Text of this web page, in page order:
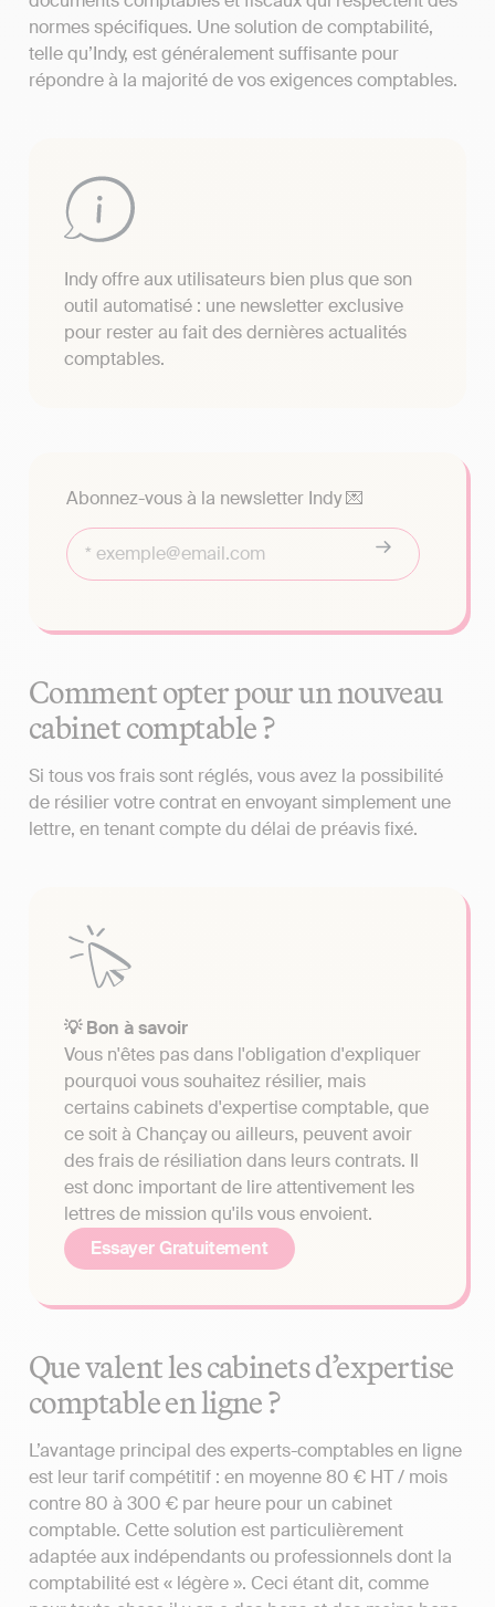
normes spécifiques. Une solution de comptabilité,
telle qu’Indy, est généralement suffisante pour
répondre à la majorité de vos exigences comptables.
Indy offre aux utilisateurs bien plus que son
outil automatisé : une newsletter exclusive
pour rester au fait des dernières actualités
comptables.
Abonnez-vous à la newsletter Indy 💌
Comment opter pour un nouveau
cabinet comptable ?
Si tous vos frais sont réglés, vous avez la possibilité
de résilier votre contrat en envoyant simplement une
lettre, en tenant compte du délai de préavis fixé.
💡 Bon à savoir
Vous n'êtes pas dans l'obligation d'expliquer
pourquoi vous souhaitez résilier, mais
certains cabinets d'expertise comptable, que
ce soit à Chançay ou ailleurs, peuvent avoir
des frais de résiliation dans leurs contrats. Il
est donc important de lire attentivement les
lettres de mission qu'ils vous envoient.
Essayer Gratuitement
Que valent les cabinets d’expertise
comptable en ligne ?
L’avantage principal des experts-comptables en ligne
est leur tarif compétitif : en moyenne 80 € HT / mois
contre 80 à 300 € par heure pour un cabinet
comptable. Cette solution est particulièrement
adaptée aux indépendants ou professionnels dont la
comptabilité est « légère ». Ceci étant dit, comme